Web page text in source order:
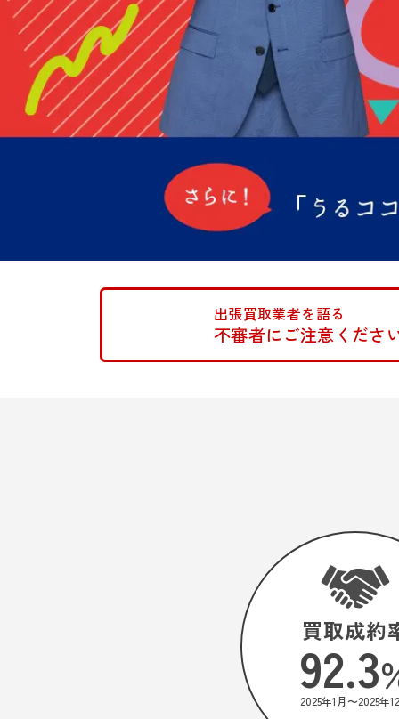
出張買取業者を語る
不審者にご注意くださ
買取成約
92.3
2025年1月〜2025年